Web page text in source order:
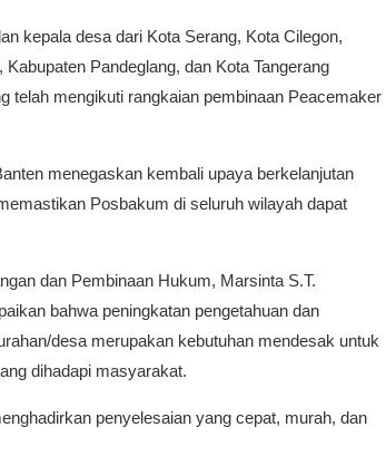
kepala desa dari Kota Serang, Kota Cilegon,
Pandeglang, dan Kota Tangerang
telah mengikuti rangkaian pembinaan Peacemaker
menegaskan kembali upaya berkelanjutan
Posbakum di seluruh wilayah dapat
dan Pembinaan Hukum, Marsinta S.T.
bahwa peningkatan pengetahuan dan
desa merupakan kebutuhan mendesak untuk
dihadapi masyarakat.
penyelesaian yang cepat, murah, dan